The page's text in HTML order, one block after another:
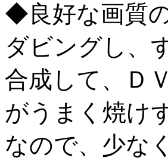
◆良好な画質
ダビングし、
合成して、Ｄ
がうまく焼け
なので、少な